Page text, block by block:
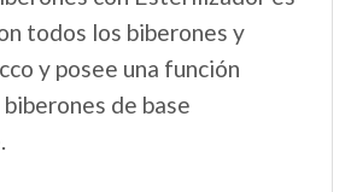
todos los biberones y
y posee una función
de base